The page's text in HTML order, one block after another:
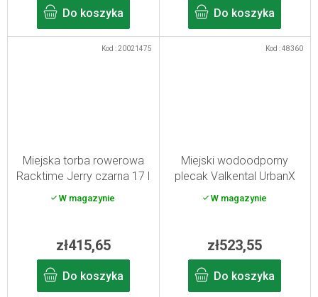
Do koszyka Do koszyka
Miejska torba rowerowa
Racktime Jerry czarna 17 l
W magazynie
zł415,65
Do koszyka
Kod :20021475
Miejski wodoodporny
plecak Valkental UrbanX
2.0 czarny
W magazynie
zł523,55
Do koszyka
Kod :48360